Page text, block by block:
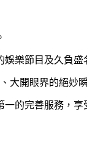
樂節目及久負盛
大開眼界的絕妙
的完善服務，